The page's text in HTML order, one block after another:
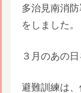
多治見南消防
をしました。
３月のあの
避難訓練は